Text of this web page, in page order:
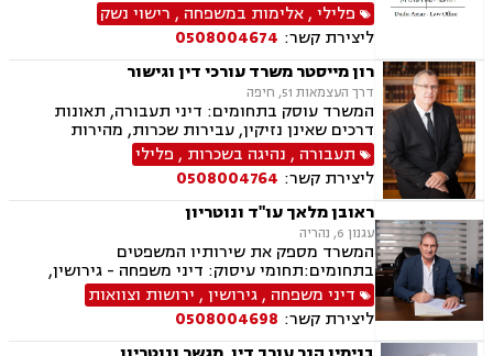
פסילת רשיון מנהלית ושלילת רישיון נהיגה, ייצוג
קטינים, אלימות במשפחה, ועדת שחרורים, מחיקת
רישום פלילי, רישוי נשק, המכון הרפואי לבטיחות
בדרכים
פלילי,אלימות במשפחה , רישוי נשק
ליצירת קשר: 0508004674
רון מייסטר משרד עורכי דין וגישור
דרך העצמאות 51, חיפה
המשרד עוסק בתחומים: דיני תעבורה, תאונות
דרכים שאינן נזיקין, עבירות שכרות, מהירות
מופרזת, תאונות פגע וברח, פלילים
תעבורה , נהיגה בשכרות , פלילי
ליצירת קשר: 0508004764
ראובן מלאך עו"ד ונוטריון
עגנון 6, נהריה
המשרד מספק את שירותיו המשפטים
בתחומים:תחומי עיסוק: דיני משפחה - גירושין,
צוואות וירושה, מזונות, יפוי כח מתמשך, הסכמי
ממון, ידועים בציבור, אפוטרופסות. תעבורה - נהיגה
בשכרות, תאונות דרכים, המכון הרפואי לבטיחות
בדרכים, שלילת רישיון נהיגה. נוטריון. מקרקעין.
דיני משפחה ,גירושין, ירושות וצוואות
ליצירת קשר: 0508004698